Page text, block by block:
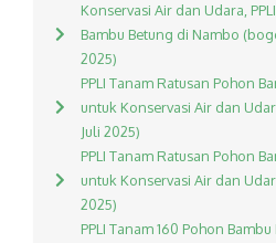
Konservasi Air dan Udara,
Bambu Betung di Nambo
2025)
PPLI Tanam Ratusan Pohon
untuk Konservasi Air dan
Juli 2025)
PPLI Tanam Ratusan Pohon
untuk Konservasi Air dan
2025)
PPLI Tanam 160 Pohon